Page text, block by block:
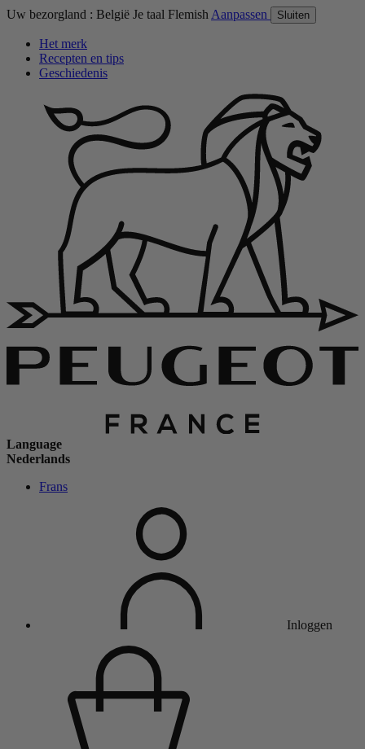
Uw bezorgland : België Je taal Flemish Aanpassen Sluiten
Het merk
Recepten en tips
Geschiedenis
Language
Nederlands
Frans
Inloggen